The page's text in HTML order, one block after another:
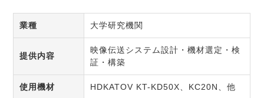
業種 大学研究機関
提供内容
映像伝送システム設計・機材選定・検
証・構築
使用機材 HDKATOV KT-KD50X、KC20N、他